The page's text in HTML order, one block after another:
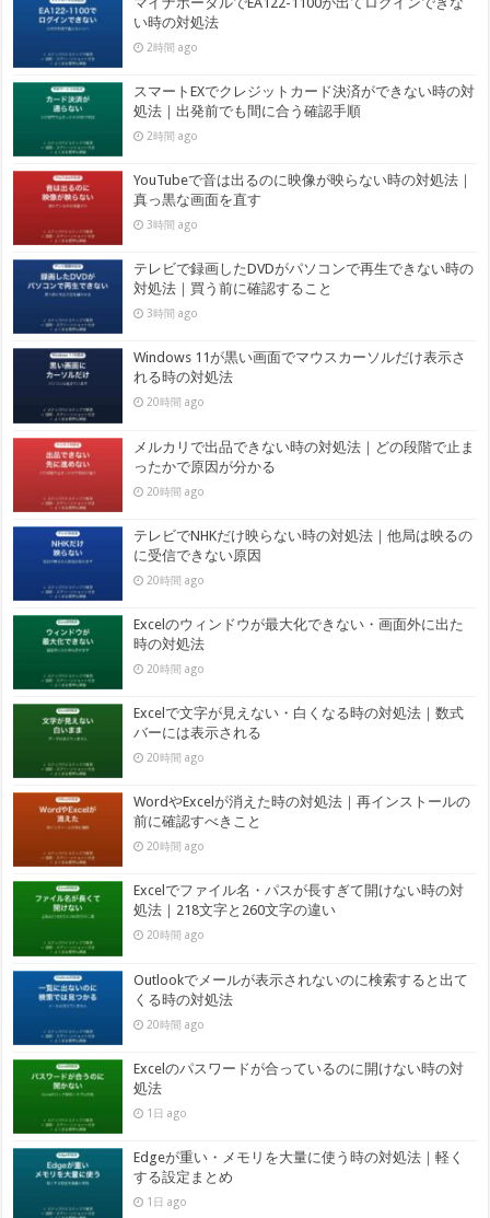
い時の対処法
2時間 ago
スマートEXでクレジットカード決済ができない時の対
処法｜出発前でも間に合う確認手順
2時間 ago
YouTubeで音は出るのに映像が映らない時の対処法｜
真っ黒な画面を直す
3時間 ago
テレビで録画したDVDがパソコンで再生できない時の
対処法｜買う前に確認すること
3時間 ago
Windows 11が黒い画面でマウスカーソルだけ表示さ
れる時の対処法
20時間 ago
メルカリで出品できない時の対処法｜どの段階で止ま
ったかで原因が分かる
20時間 ago
テレビでNHKだけ映らない時の対処法｜他局は映るの
に受信できない原因
20時間 ago
Excelのウィンドウが最大化できない・画面外に出た
時の対処法
20時間 ago
Excelで文字が見えない・白くなる時の対処法｜数式
バーには表示される
20時間 ago
WordやExcelが消えた時の対処法｜再インストールの
前に確認すべきこと
20時間 ago
Excelでファイル名・パスが長すぎて開けない時の対
処法｜218文字と260文字の違い
20時間 ago
Outlookでメールが表示されないのに検索すると出て
くる時の対処法
20時間 ago
Excelのパスワードが合っているのに開けない時の対
処法
1日 ago
Edgeが重い・メモリを大量に使う時の対処法｜軽く
する設定まとめ
1日 ago